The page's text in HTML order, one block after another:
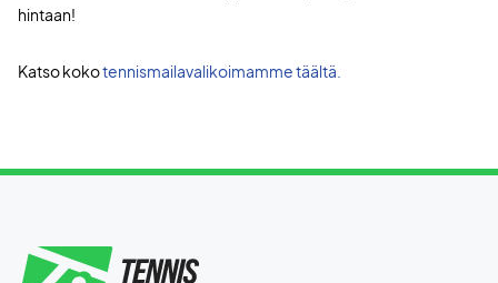
hintaan!
Katso kokotennismailavalikoimamme täältä.